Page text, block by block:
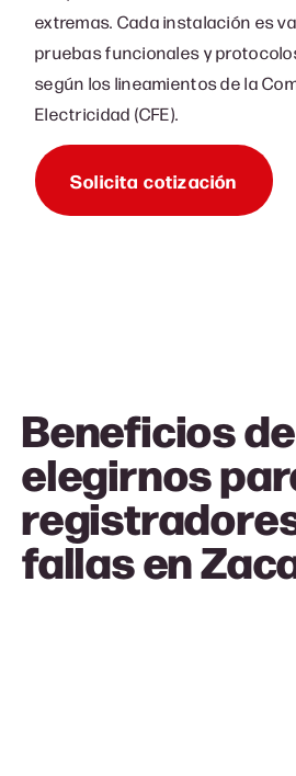
extremas. Cada instalación es
pruebas funcionales y
según los lineamientos de la
Electricidad (CFE).
Solicita cotización
Beneficios de
elegirnos
fallas en